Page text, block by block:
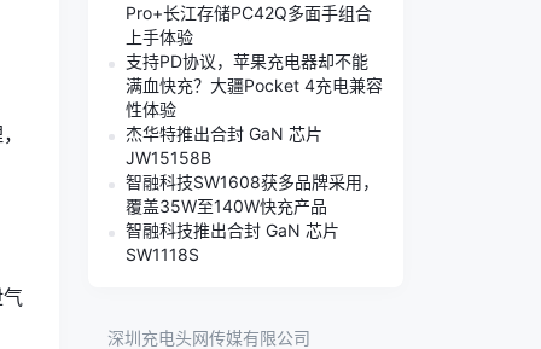
Pro+长江存储PC42Q多面手组合
上手体验
支持PD协议，苹果充电器却不能
满血快充？大疆Pocket 4充电兼容
性体验
杰华特推出合封 GaN 芯片
JW15158B
智融科技SW1608获多品牌采用，
覆盖35W至140W快充产品
智融科技推出合封 GaN 芯片
SW1118S
深圳充电头网传媒有限公司